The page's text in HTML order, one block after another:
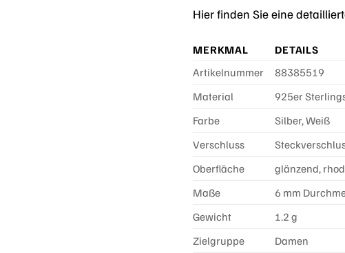
Hier finden Sie eine
MERKMAL
DETAILS
Artikelnummer
88385519
Material
925er
Farbe
Silber, Weiß
Verschluss
Oberfläche
glänzend,
Maße
6 mm
Gewicht
1.2 g
Zielgruppe
Damen